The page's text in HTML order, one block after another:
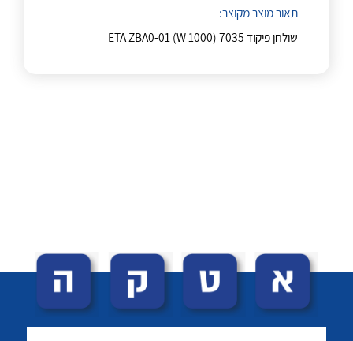
About Ateka Ltd.לכל מוצרי היצרן לכל מוצרי היצרן
תאור מוצר מקוצר:
שולחן פיקוד ETA ZBA0-01 (W 1000) 7035